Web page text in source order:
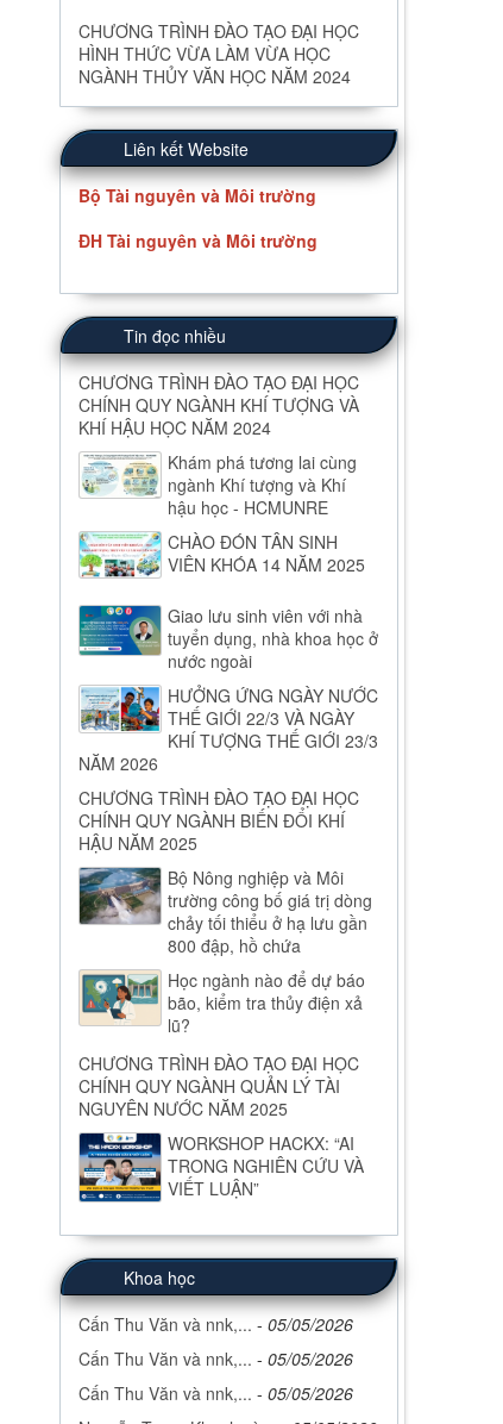
CHƯƠNG TRÌNH ĐÀO TẠO ĐẠI HỌC
HÌNH THỨC VỪA LÀM VỪA HỌC
NGÀNH THỦY VĂN HỌC NĂM 2024
Liên kết Website
Bộ Tài nguyên và Môi trường
ĐH Tài nguyên và Môi trường
Tin đọc nhiều
CHƯƠNG TRÌNH ĐÀO TẠO ĐẠI HỌC
CHÍNH QUY NGÀNH KHÍ TƯỢNG VÀ
KHÍ HẬU HỌC NĂM 2024
Khám phá tương lai cùng
ngành Khí tượng và Khí
hậu học - HCMUNRE
CHÀO ĐÓN TÂN SINH
VIÊN KHÓA 14 NĂM 2025
Giao lưu sinh viên với nhà
tuyển dụng, nhà khoa học ở
nước ngoài
HƯỞNG ỨNG NGÀY NƯỚC
THẾ GIỚI 22/3 VÀ NGÀY
KHÍ TƯỢNG THẾ GIỚI 23/3
NĂM 2026
CHƯƠNG TRÌNH ĐÀO TẠO ĐẠI HỌC
CHÍNH QUY NGÀNH BIẾN ĐỔI KHÍ
HẬU NĂM 2025
Bộ Nông nghiệp và Môi
trường công bố giá trị dòng
chảy tối thiểu ở hạ lưu gần
800 đập, hồ chứa
Học ngành nào để dự báo
bão, kiểm tra thủy điện xả
lũ?
CHƯƠNG TRÌNH ĐÀO TẠO ĐẠI HỌC
CHÍNH QUY NGÀNH QUẢN LÝ TÀI
NGUYÊN NƯỚC NĂM 2025
WORKSHOP HACKX: “AI
TRONG NGHIÊN CỨU VÀ
VIẾT LUẬN”
Khoa học
Cấn Thu Văn và nnk,... -05/05/2026
Cấn Thu Văn và nnk,... -05/05/2026
Cấn Thu Văn và nnk,... -05/05/2026